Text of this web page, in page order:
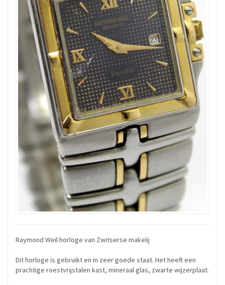
Raymond Weil horloge van Zwitserse makelij
Dit horloge is gebruikt en in zeer goede staat. Het heeft een
prachtige roestvrijstalen kast, mineraal glas, zwarte wijzerplaat.